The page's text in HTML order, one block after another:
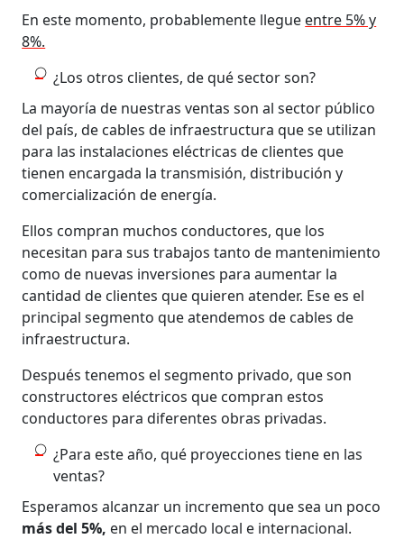
En este momento, probablemente llegue entre 5% y
8%.
¿Los otros clientes, de qué sector son?
La mayoría de nuestras ventas son al sector público
del país, de cables de infraestructura que se utilizan
para las instalaciones eléctricas de clientes que
tienen encargada la transmisión, distribución y
comercialización de energía.
Ellos compran muchos conductores, que los
necesitan para sus trabajos tanto de mantenimiento
como de nuevas inversiones para aumentar la
cantidad de clientes que quieren atender. Ese es el
principal segmento que atendemos de cables de
infraestructura.
Después tenemos el segmento privado, que son
constructores eléctricos que compran estos
conductores para diferentes obras privadas.
¿Para este año, qué proyecciones tiene en las
ventas?
Esperamos alcanzar un incremento que sea un poco
más del 5%, en el mercado local e internacional.